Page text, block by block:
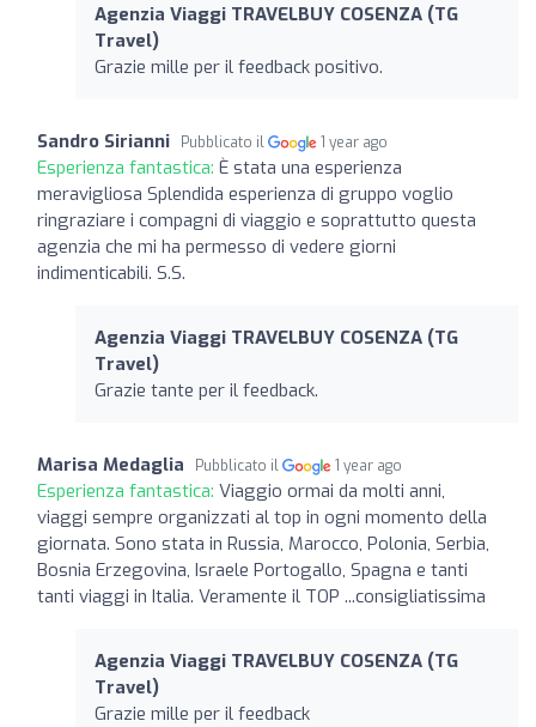
Agenzia Viaggi TRAVELBUY COSENZA (TG
Travel)
Grazie mille per il feedback positivo.
Sandro Sirianni Pubblicato il 1 year ago
Esperienza fantastica: È stata una esperienza
meravigliosa Splendida esperienza di gruppo voglio
ringraziare i compagni di viaggio e soprattutto questa
agenzia che mi ha permesso di vedere giorni
indimenticabili. S.S.
Agenzia Viaggi TRAVELBUY COSENZA (TG
Travel)
Grazie tante per il feedback.
Marisa Medaglia Pubblicato il 1 year ago
Esperienza fantastica: Viaggio ormai da molti anni,
viaggi sempre organizzati al top in ogni momento della
giornata. Sono stata in Russia, Marocco, Polonia, Serbia,
Bosnia Erzegovina, Israele Portogallo, Spagna e tanti
tanti viaggi in Italia. Veramente il TOP ...consigliatissima
Agenzia Viaggi TRAVELBUY COSENZA (TG
Travel)
Grazie mille per il feedback